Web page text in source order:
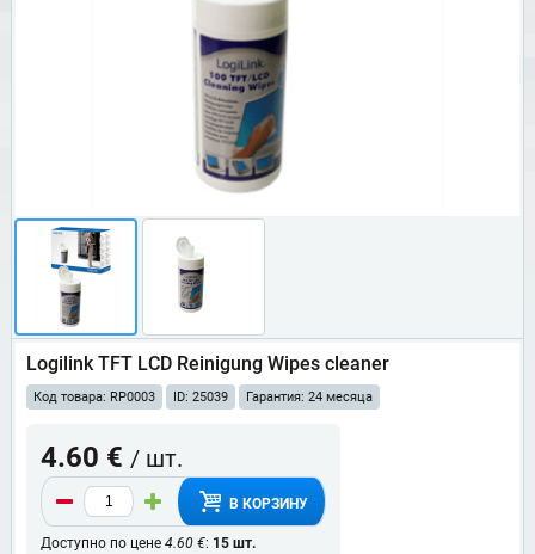
Logilink TFT LCD Reinigung Wipes cleaner
Код товара: RP0003 ID: 25039 Гарантия: 24 месяца
4.60 € / шт.
В КОРЗИНУ
Доступно по цене 4.60 €: 15 шт.